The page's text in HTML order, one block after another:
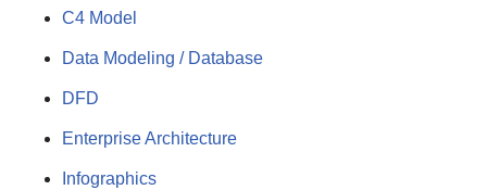
C4 Model
Data Modeling / Database
DFD
Enterprise Architecture
Infographics